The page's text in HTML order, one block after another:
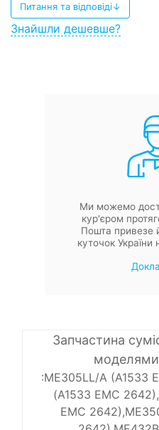
Питання та відповіді↓
Знайшли дешевше?
Ми можемо
кур'єром
Пошта привезе
куточок України
Запчастина
моделями
:ME305LL/A (A1533
(A1533 EMC
EMC